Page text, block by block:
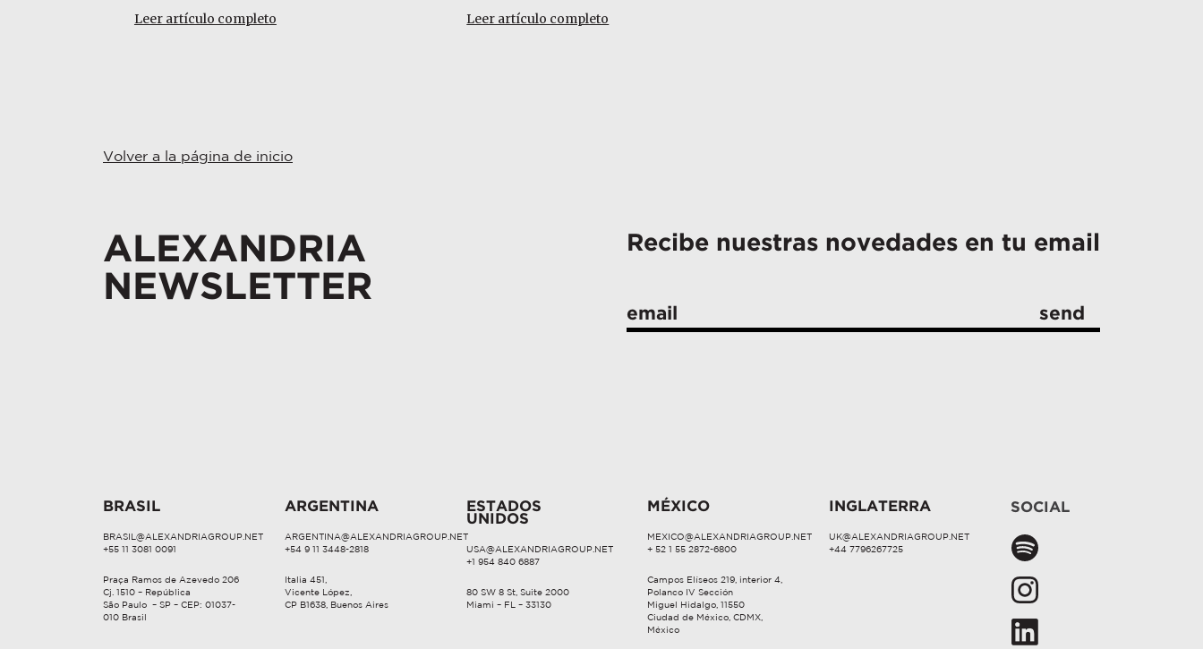
Leer artículo completo Leer artículo completo
Volver a la página de inicio
ALEXANDRIA
NEWSLETTER
Recibe nuestras novedades en tu email
BRASIL
BRASIL@ALEXANDRIAGROUP.NET
+55 11 3081 0091
Praça Ramos de Azevedo 206
Cj. 1510 – República
São Paulo – SP – CEP: 01037-
010 Brasil
ARGENTINA
ARGENTINA@ALEXANDRIAGROUP.NET
+54 9 11 3448-2818
Italia 451,
Vicente López,
CP B1638, Buenos Aires
ESTADOS
UNIDOS
USA@ALEXANDRIAGROUP.NET
+1 954 840 6887
80 SW 8 St, Suite 2000
Miami – FL – 33130
MÉXICO
MEXICO@ALEXANDRIAGROUP.NET
+ 52 1 55 2872-6800
Campos Elíseos 219, interior 4,
Polanco IV Sección
Miguel Hidalgo, 11550
Ciudad de México, CDMX,
México
INGLATERRA
UK@ALEXANDRIAGROUP.NET
+44 7796267725
SOCIAL